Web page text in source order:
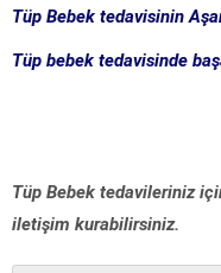
Tüp Bebek tedavisinin
Tüp bebek tedavisinde
Tüp Bebek tedavileriniz
iletişim kurabilirsiniz.